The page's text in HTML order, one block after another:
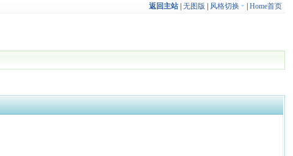
返回主站| 无图版 风格切换 Home首页